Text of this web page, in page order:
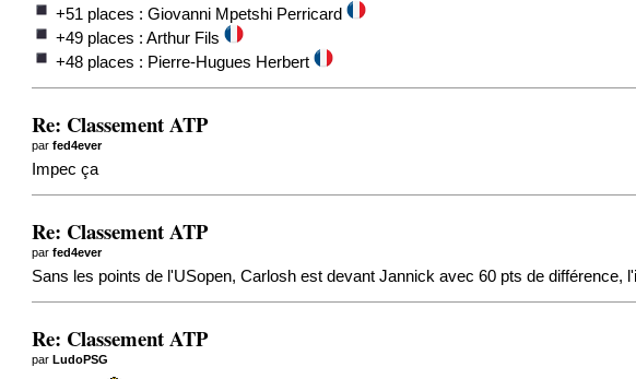
+51 places : Giovanni Mpetshi Perricard
+49 places : Arthur Fils
+48 places : Pierre-Hugues Herbert
Re: Classement ATP
parfed4ever
Impec ça
Re: Classement ATP
parfed4ever
Sans les points de l'USopen, Carlosh est devant Jannick avec 60 pts de
Re: Classement ATP
parLudoPSG